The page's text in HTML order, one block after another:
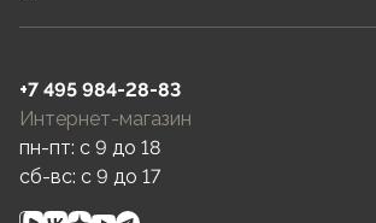
+7 495 984-28-83
Интернет-магазин
пн-пт: c 9 до 18
сб-вс: c 9 до 17